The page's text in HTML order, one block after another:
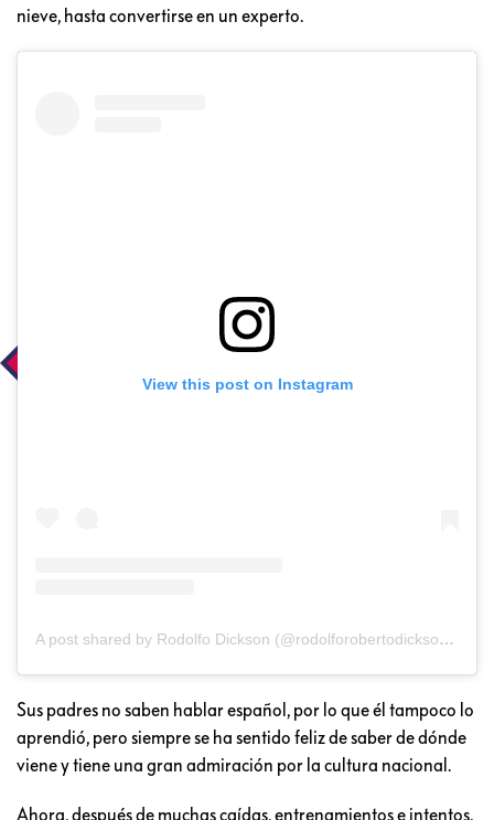
nieve, hasta convertirse en un experto.
View this post on Instagram
A post shared by Rodolfo Dickson (@rodolforobertodicksonsommers)
Sus padres no saben hablar español, por lo que él tampoco lo
aprendió, pero siempre se ha sentido feliz de saber de dónde
viene y tiene una gran admiración por la cultura nacional.
Ahora, después de muchas caídas, entrenamientos e intentos,